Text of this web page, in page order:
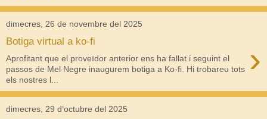
dimecres, 26 de novembre del 2025
Botiga virtual a ko-fi ›
Aprofitant que el proveïdor anterior ens ha fallat i seguint el
passos de Mel Negre inaugurem botiga a Ko-fi. Hi trobareu tots
els nostres l...
dimecres, 29 d’octubre del 2025